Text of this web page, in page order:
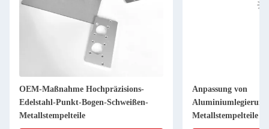
OEM-Maßnahme Hochpräzisions-
Edelstahl-Punkt-Bogen-Schweißen-
Metallstempelteile
Anpassung von
Metallstempelteile